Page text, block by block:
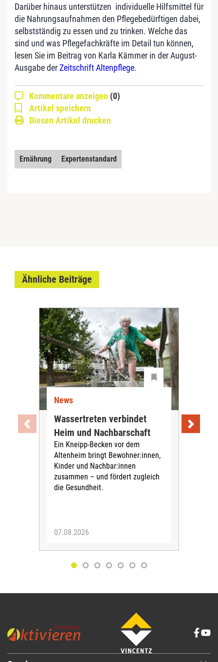
Darüber hinaus unterstützen individuelle Hilfsmittel für
die Nahrungsaufnahmen den Pflegebedürftigen dabei,
selbstständig zu essen und zu trinken. Welche das
sind und was Pflegefachkräfte im Detail tun können,
lesen Sie im Beitrag von Karla Kämmer in der August-
Ausgabe derZeitschrift Altenpflege.
Kommentare anzeigen (0)
Artikel speichern
Diesen Artikel drucken
Ernährung Expertenstandard
Ähnliche Beiträge
News
Wassertreten verbindet
Heim und Nachbarschaft
Ein Kneipp-Becken vor dem
Altenheim bringt Bewohner:innen,
Kinder und Nachbar:innen
zusammen – und fördert zugleich
die Gesundheit.
07.08.2026